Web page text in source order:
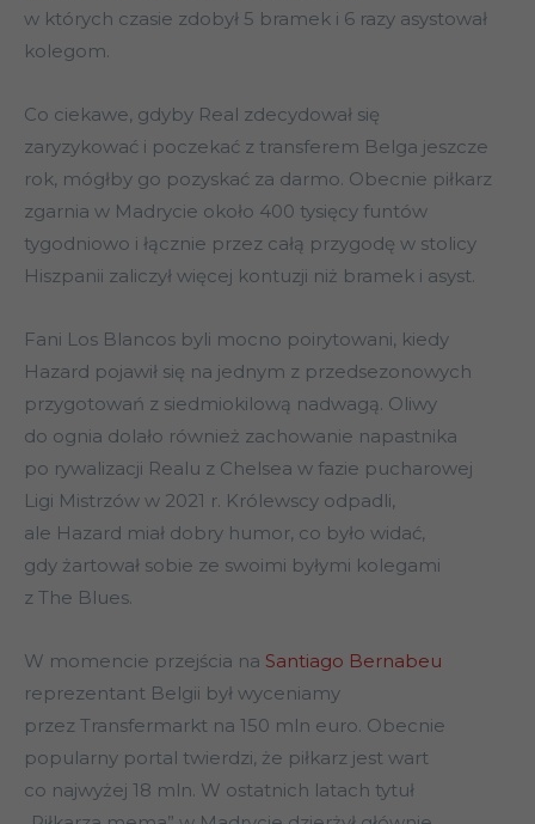
w których czasie zdobył 5 bramek i 6 razy asystował
kolegom.
Co ciekawe, gdyby Real zdecydował się
zaryzykować i poczekać z transferem Belga jeszcze
rok, mógłby go pozyskać za darmo. Obecnie piłkarz
zgarnia w Madrycie około 400 tysięcy funtów
tygodniowo i łącznie przez całą przygodę w stolicy
Hiszpanii zaliczył więcej kontuzji niż bramek i asyst.
Fani Los Blancos byli mocno poirytowani, kiedy
Hazard pojawił się na jednym z przedsezonowych
przygotowań z siedmiokilową nadwagą. Oliwy
do ognia dolało również zachowanie napastnika
po rywalizacji Realu z Chelsea w fazie pucharowej
Ligi Mistrzów w 2021 r. Królewscy odpadli,
ale Hazard miał dobry humor, co było widać,
gdy żartował sobie ze swoimi byłymi kolegami
z The Blues.
W momencie przejścia na Santiago Bernabeu
reprezentant Belgii był wyceniamy
przez Transfermarkt na 150 mln euro. Obecnie
popularny portal twierdzi, że piłkarz jest wart
co najwyżej 18 mln. W ostatnich latach tytuł